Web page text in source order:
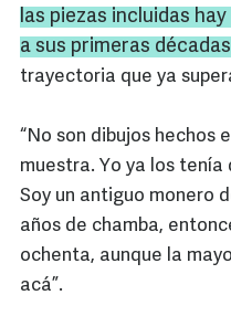
las piezas incluidas
a sus primeras
trayectoria que ya
“No son dibujos hechos
muestra. Yo ya los
Soy un antiguo monero
años de chamba,
ochenta, aunque la
acá”.